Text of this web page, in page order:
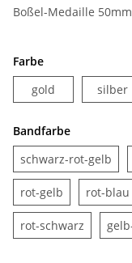
Boßel-Medaille 50mm
Farbe
gold
silber
Bandfarbe
schwarz-rot-gelb
rot-gelb rot-gelbrot-blau
rot-schwarz rot-